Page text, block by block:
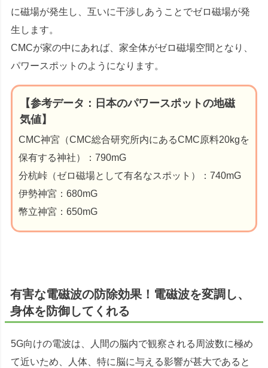
に磁場が発生し、互いに干渉しあうことでゼロ磁場が発
生します。
CMCが家の中にあれば、家全体がゼロ磁場空間となり、
パワースポットのようになります。
【参考データ：日本のパワースポットの地磁
気値】
CMC神宮（CMC総合研究所内にあるCMC原料20kgを
保有する神社）：790mG
分杭峠（ゼロ磁場として有名なスポット）：740mG
伊勢神宮：680mG
幣立神宮：650mG
有害な電磁波の防除効果！電磁波を変調し、
身体を防御してくれる
5G向けの電波は、人間の脳内で観察される周波数に極め
て近いため、人体、特に脳に与える影響が甚大であると